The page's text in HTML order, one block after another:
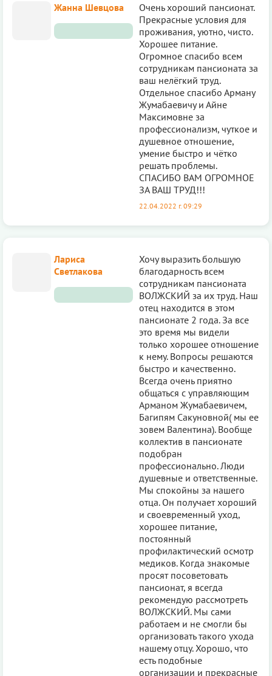
Жанна Шевцова
Очень хороший пансионат.
Прекрасные условия для
проживания, уютно, чисто.
Хорошее питание.
Огромное спасибо всем
сотрудникам пансионата за
ваш нелёгкий труд.
Отдельное спасибо Арману
Жумабаевичу и Айне
Максимовне за
профессионализм, чуткое и
душевное отношение,
умение быстро и чётко
решать проблемы.
СПАСИБО ВАМ ОГРОМНОЕ
ЗА ВАШ ТРУД!!!
22.04.2022 г. 09:29
Лариса
Светлакова
Хочу выразить большую
благодарность всем
сотрудникам пансионата
ВОЛЖСКИЙ за их труд. Наш
отец находится в этом
пансионате 2 года. За все
это время мы видели
только хорошее отношение
к нему. Вопросы решаются
быстро и качественно.
Всегда очень приятно
общаться с управляющим
Арманом Жумабаевичем,
Багипям Сакуновной( мы ее
зовем Валентина). Вообще
коллектив в пансионате
подобран
профессионально. Люди
душевные и ответственные.
Мы спокойны за нашего
отца. Он получает хороший
и своевременный уход,
хорошее питание,
постоянный
профилактический осмотр
медиков. Когда знакомые
просят посоветовать
пансионат, я всегда
рекомендую рассмотреть
ВОЛЖСКИЙ. Мы сами
работаем и не смогли бы
организовать такого ухода
нашему отцу. Хорошо, что
есть подобные
организации и прекрасные